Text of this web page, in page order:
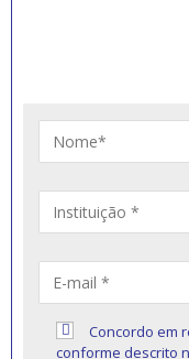
Concordo em
conforme descrito